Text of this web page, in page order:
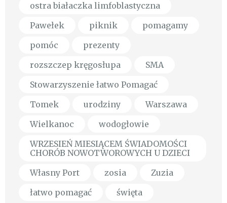
ostra białaczka limfoblastyczna
Pawełek
piknik
pomagamy
pomóc
prezenty
rozszczep kręgosłupa
SMA
Stowarzyszenie łatwo Pomagać
Tomek
urodziny
Warszawa
Wielkanoc
wodogłowie
WRZESIEŃ MIESIĄCEM ŚWIADOMOŚCI
CHORÓB NOWOTWOROWYCH U DZIECI
Własny Port
zosia
Zuzia
łatwo pomagać
święta